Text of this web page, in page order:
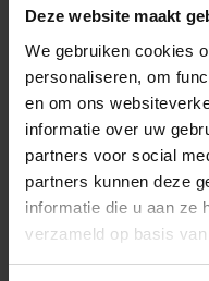
Deze website maakt
We gebruiken cookies
personaliseren, om
en om ons
informatie over uw
partners voor social
partners kunnen deze
informatie die u aan ze
verzameld op basis
-20%
Hailey 33 -